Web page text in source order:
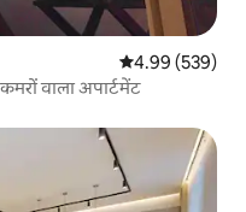
औसत रेटिंग 5 में से
4.99 (539)
वाला अपार्टमेंट